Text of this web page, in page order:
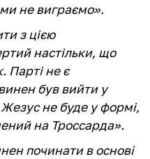
не виграємо».
з цією
настільки, що
Парті не є
був вийти у
Жезус не буде у формі,
на Троссарда».
починати в основі